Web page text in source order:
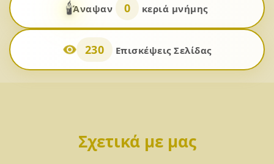
🕯️Άναψαν 0 κεριά μνήμης
230 Επισκέψεις Σελίδας
Σχετικά με μας